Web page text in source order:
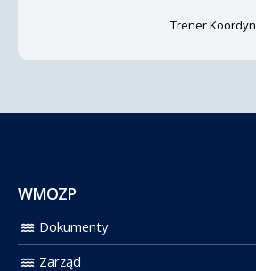
Trener
WMOZP
Dokumenty
Zarząd